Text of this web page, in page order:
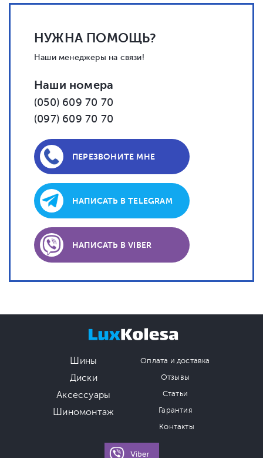
НУЖНА ПОМОЩЬ?
Наши менеджеры на связи!
Наши номера
(050) 609 70 70
(097) 609 70 70
ПЕРЕЗВОНИТЕ МНЕ
НАПИСАТЬ В TELEGRAM
НАПИСАТЬ В VIBER
Шины
Диски
Аксессуары
Шиномонтаж
Оплата и доставка
Отзывы
Статьи
Гарантия
Контакты